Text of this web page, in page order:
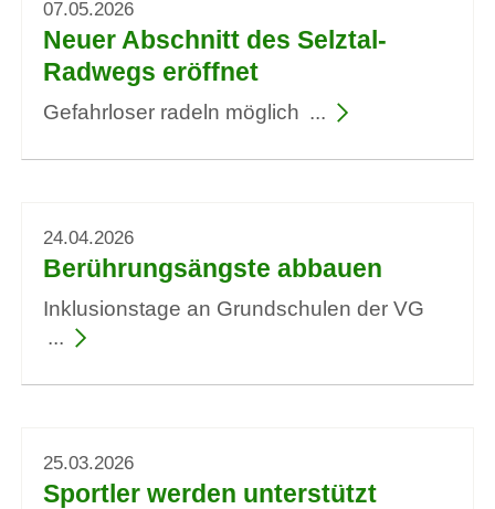
07.05.2026
Neuer Abschnitt des Selztal-
Radwegs eröffnet
Gefahrloser radeln möglich
24.04.2026
Berührungsängste abbauen
Inklusionstage an Grundschulen der VG
25.03.2026
Sportler werden unterstützt